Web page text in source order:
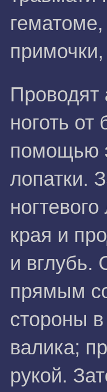
Проводят
ноготь от
помощью
лопатки.
края и
и вглубь.
прямым
стороны в
валика;
рукой.